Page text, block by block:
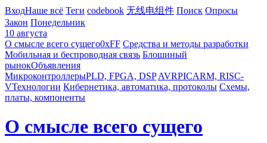
ВходНаше всё Теги codebook 无线电组件 Поиск Опросы
Закон Понедельник
10 августа
О смысле всего сущего0xFF Средства и методы разработки
Мобильная и беспроводная связь Блошиный
рынокОбъявления
МикроконтроллерыPLD, FPGA, DSP AVRPICARM, RISC-
VТехнологии Кибернетика, автоматика, протоколы Схемы,
платы, компоненты
О смысле всего сущего